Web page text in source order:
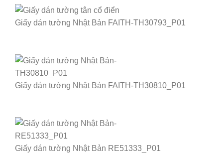
Giấy dán tường Nhật Bản FAITH-TH30793_P01
Giấy dán tường Nhật Bản FAITH-TH30810_P01
Giấy dán tường Nhật Bản RE51333_P01